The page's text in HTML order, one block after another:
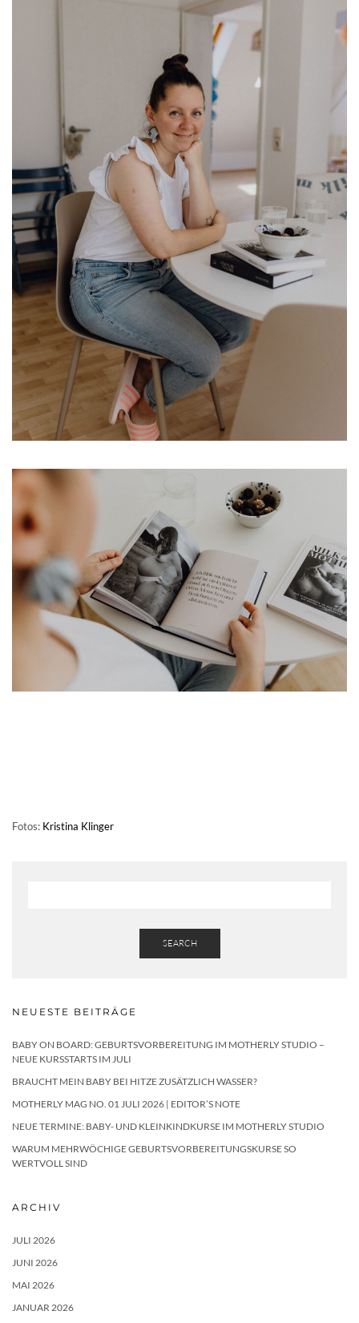
Fotos: Kristina Klinger
SEARCH
NEUESTE BEITRÄGE
BABY ON BOARD: GEBURTSVORBEREITUNG IM MOTHERLY STUDIO –
NEUE KURSSTARTS IM JULI
BRAUCHT MEIN BABY BEI HITZE ZUSÄTZLICH WASSER?
MOTHERLY MAG NO. 01 JULI 2026 | EDITOR’S NOTE
NEUE TERMINE: BABY- UND KLEINKINDKURSE IM MOTHERLY STUDIO
WARUM MEHRWÖCHIGE GEBURTSVORBEREITUNGSKURSE SO
WERTVOLL SIND
ARCHIV
JULI 2026
JUNI 2026
MAI 2026
JANUAR 2026